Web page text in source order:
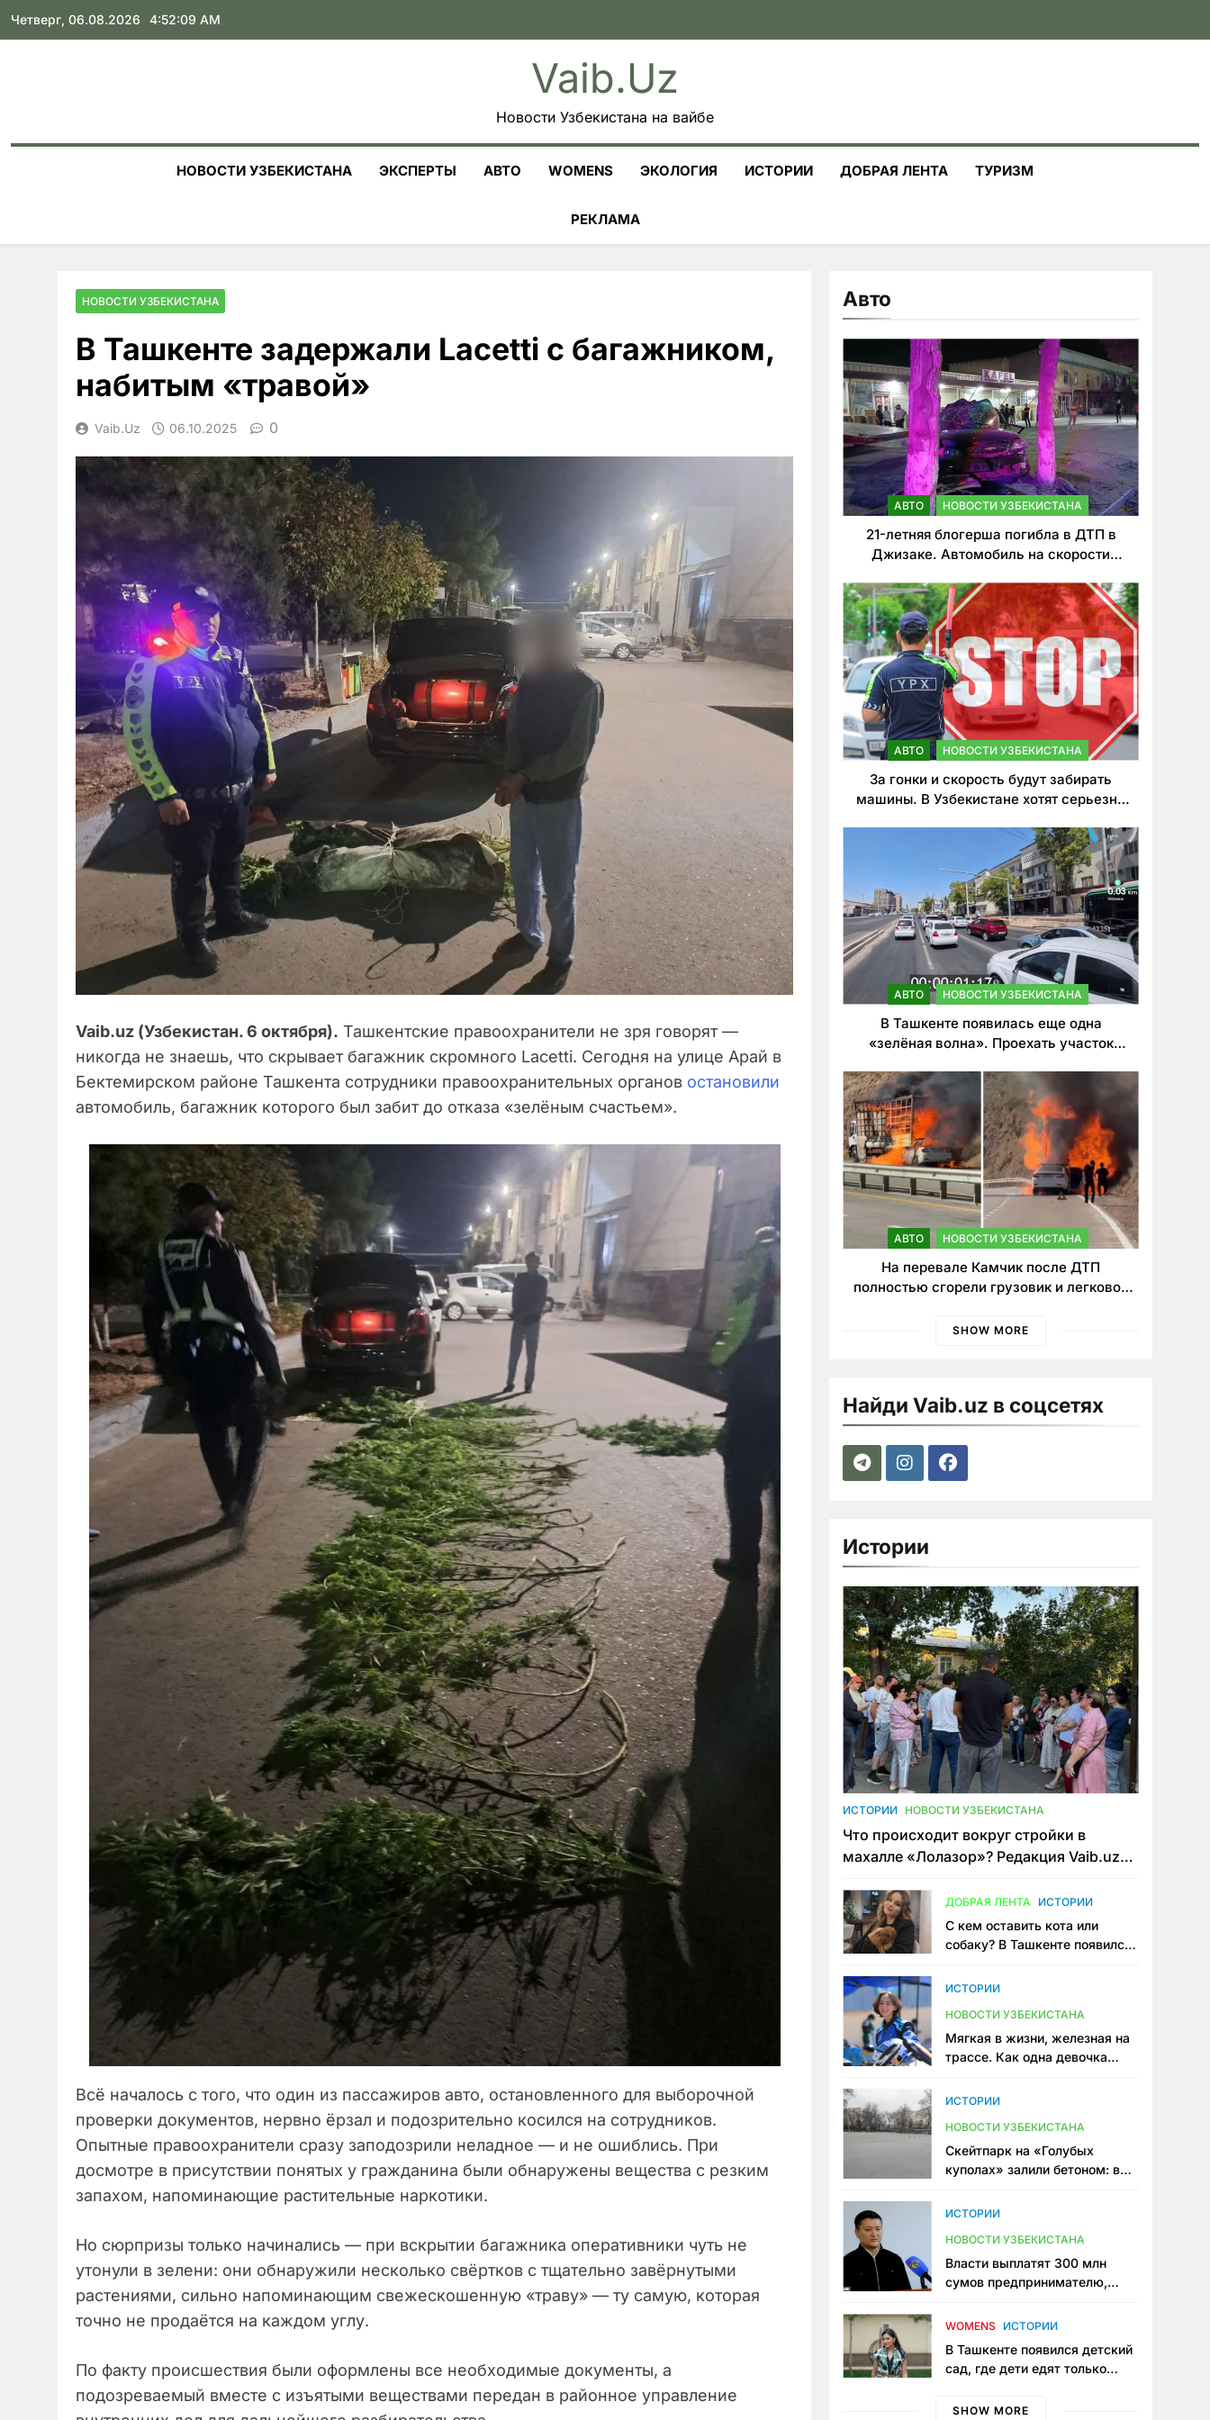
Skip
Четверг, 06.08.2026 4:52:10 AM
Vaib.uz
Новости Узбекистана на вайбе
НОВОСТИ УЗБЕКИСТАНА ЭКСПЕРТЫ АВТО WOMENS ЭКОЛОГИЯ ИСТОРИИ ДОБРАЯ ЛЕНТА ТУРИЗМ
РЕКЛАМА
НОВОСТИ УЗБЕКИСТАНА
В Ташкенте задержали Lacetti с багажником,
набитым «травой»
Vaib.uz 06.10.2025 0
Vaib.uz (Узбекистан. 6 октября). Ташкентские правоохранители не зря говорят —
никогда не знаешь, что скрывает багажник скромного Lacetti. Сегодня на улице Арай в
Бектемирском районе Ташкента сотрудники правоохранительных органов остановили
автомобиль, багажник которого был забит до отказа «зелёным счастьем».
Всё началось с того, что один из пассажиров авто, остановленного для выборочной
проверки документов, нервно ёрзал и подозрительно косился на сотрудников.
Опытные правоохранители сразу заподозрили неладное — и не ошиблись. При
досмотре в присутствии понятых у гражданина были обнаружены вещества с резким
запахом, напоминающие растительные наркотики.
Но сюрпризы только начинались — при вскрытии багажника оперативники чуть не
утонули в зелени: они обнаружили несколько свёртков с тщательно завёрнутыми
растениями, сильно напоминающим свежескошенную «траву» — ту самую, которая
точно не продаётся на каждом углу.
По факту происшествия были оформлены все необходимые документы, а
подозреваемый вместе с изъятыми веществами передан в районное управление
Авто
АВТО НОВОСТИ УЗБЕКИСТАНА
21-летняя блогерша погибла в ДТП в
Джизаке. Автомобиль на скорости
АВТО НОВОСТИ УЗБЕКИСТАНА
За гонки и скорость будут забирать
машины. В Узбекистане хотят серьезно
АВТО НОВОСТИ УЗБЕКИСТАНА
В Ташкенте появилась еще одна
«зелёная волна». Проехать участок
АВТО НОВОСТИ УЗБЕКИСТАНА
На перевале Камчик после ДТП
полностью сгорели грузовик и легковой
SHOW MORE
Найди Vaib.uz в соцсетях
Истории
ИСТОРИИ НОВОСТИ УЗБЕКИСТАНА
Что происходит вокруг стройки в
махалле «Лолазор»? Редакция Vaib.uz
конфликта
ДОБРАЯ ЛЕНТА ИСТОРИИ
С кем оставить кота или
собаку? В Ташкенте появился
ИСТОРИИ
НОВОСТИ УЗБЕКИСТАНА
Мягкая в жизни, железная на
трассе. Как одна девочка
Узбекистане
ИСТОРИИ
НОВОСТИ УЗБЕКИСТАНА
Скейтпарк на «Голубых
куполах» залили бетоном: в
одно общественное
ИСТОРИИ
НОВОСТИ УЗБЕКИСТАНА
Власти выплатят 300 млн
сумов предпринимателю,
тюрьме по незаконному
WOMENS ИСТОРИИ
В Ташкенте появился детский
сад, где дети едят только
мама, которая устала просить
SHOW MORE